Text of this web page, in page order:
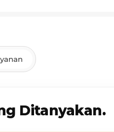
Ditanyakan.